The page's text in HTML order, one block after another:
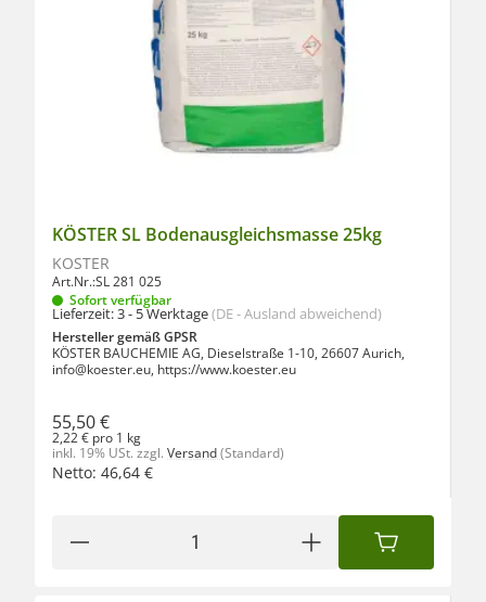
KÖSTER SL Bodenausgleichsmasse 25kg
KÖSTER
Art.Nr.:SL 281 025
Sofort verfügbar
Lieferzeit:3 - 5 Werktage(DE - Ausland abweichend)
Hersteller gemäß GPSR
KÖSTER BAUCHEMIE AG, Dieselstraße 1-10, 26607 Aurich,
info@koester.eu, https://www.koester.eu
55,50 €
2,22 € pro 1 kg
inkl. 19% USt. zzgl. Versand(Standard)
Netto: 46,64 €
IN DEN